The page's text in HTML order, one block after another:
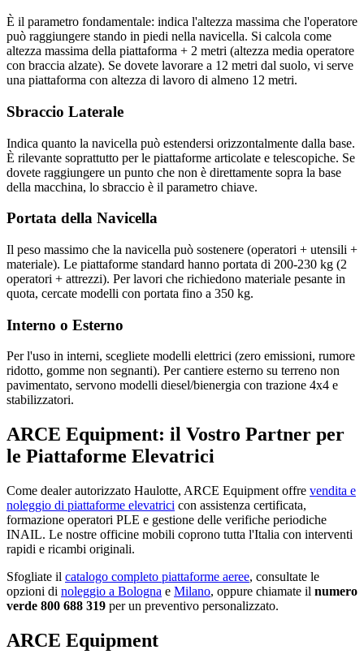
È il parametro fondamentale: indica l'altezza massima che l'operatore
può raggiungere stando in piedi nella navicella. Si calcola come
altezza massima della piattaforma + 2 metri (altezza media operatore
con braccia alzate). Se dovete lavorare a 12 metri dal suolo, vi serve
una piattaforma con altezza di lavoro di almeno 12 metri.
Sbraccio Laterale
Indica quanto la navicella può estendersi orizzontalmente dalla base.
È rilevante soprattutto per le piattaforme articolate e telescopiche. Se
dovete raggiungere un punto che non è direttamente sopra la base
della macchina, lo sbraccio è il parametro chiave.
Portata della Navicella
Il peso massimo che la navicella può sostenere (operatori + utensili +
materiale). Le piattaforme standard hanno portata di 200-230 kg (2
operatori + attrezzi). Per lavori che richiedono materiale pesante in
quota, cercate modelli con portata fino a 350 kg.
Interno o Esterno
Per l'uso in interni, scegliete modelli elettrici (zero emissioni, rumore
ridotto, gomme non segnanti). Per cantiere esterno su terreno non
pavimentato, servono modelli diesel/bienergia con trazione 4x4 e
stabilizzatori.
ARCE Equipment: il Vostro Partner per
le Piattaforme Elevatrici
Come dealer autorizzato Haulotte, ARCE Equipment offre vendita e
noleggio di piattaforme elevatrici con assistenza certificata,
formazione operatori PLE e gestione delle verifiche periodiche
INAIL. Le nostre officine mobili coprono tutta l'Italia con interventi
rapidi e ricambi originali.
Sfogliate il catalogo completo piattaforme aeree, consultate le
opzioni di noleggio a Bologna e Milano, oppure chiamate il numero
verde 800 688 319 per un preventivo personalizzato.
ARCE Equipment